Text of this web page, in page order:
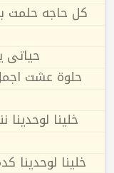
كل حاجه حلمت
حياتى
حلوة عشت
خلينا
خلينا